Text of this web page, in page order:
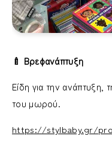
🍼 Βρεφανάπτυξη
Είδη για την ανάπτυξη,
του μωρού.
https://stylbaby.gr/